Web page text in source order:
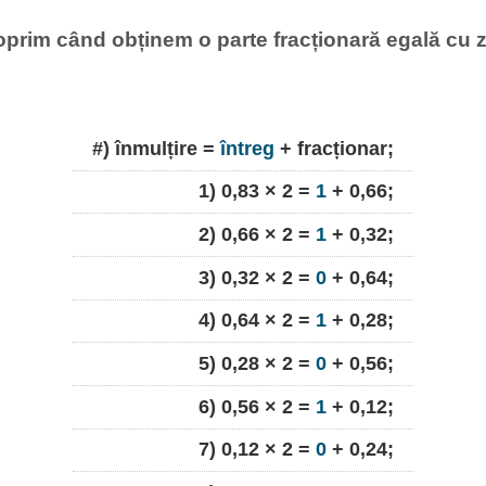
când obținem o parte fracționară egală cu
#) înmulțire =întreg + fracționar;
1) 0,83 × 2 = 1 + 0,66;
2) 0,66 × 2 = 1 + 0,32;
3) 0,32 × 2 = 0 + 0,64;
4) 0,64 × 2 = 1 + 0,28;
5) 0,28 × 2 = 0 + 0,56;
6) 0,56 × 2 = 1 + 0,12;
7) 0,12 × 2 = 0 + 0,24;